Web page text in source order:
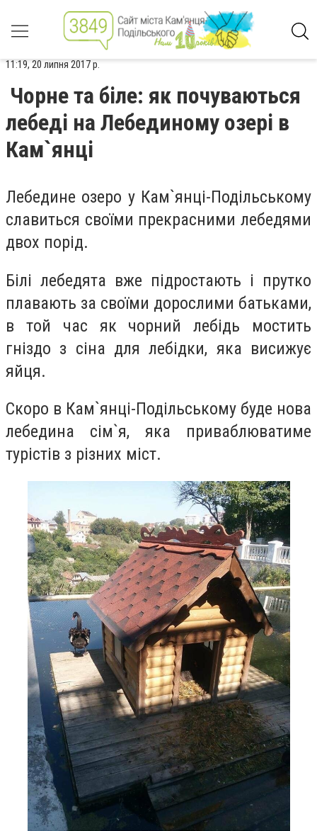
11:19, 20 липня 2017 р.
Чорне та біле: як почуваються
лебеді на Лебединому озері в
Кам`янці
Лебедине озеро у Кам`янці-Подільському
славиться своїми прекрасними лебедями
двох порід.
Білі лебедята вже підростають і прутко
плавають за своїми дорослими батьками,
в той час як чорний лебідь мостить
гніздо з сіна для лебідки, яка висижує
яйця.
Скоро в Кам`янці-Подільському буде нова
лебедина сім`я, яка приваблюватиме
турістів з різних міст.